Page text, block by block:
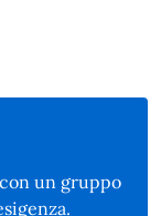
un gruppo